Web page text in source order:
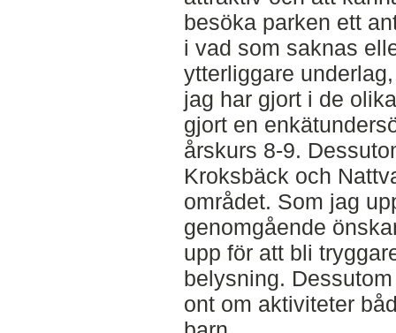
besöka parken ett
i vad som saknas
ytterliggare
jag har gjort i de
gjort en
årskurs 8-9.
Kroksbäck och
området. Som jag
genomgående
upp för att bli
belysning.
ont om aktiviteter